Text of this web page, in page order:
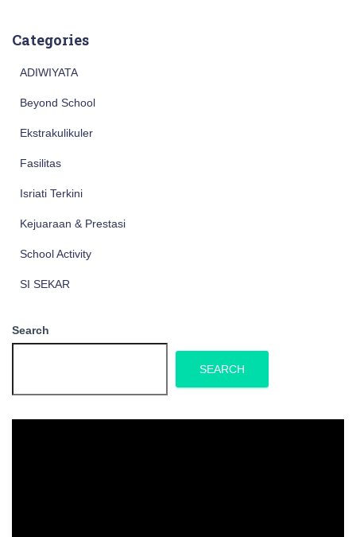
Categories
ADIWIYATA
Beyond School
Ekstrakulikuler
Fasilitas
Isriati Terkini
Kejuaraan & Prestasi
School Activity
SI SEKAR
Search
SEARCH